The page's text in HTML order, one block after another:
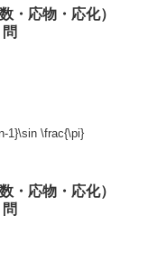
・応物・応化）
1}\sin \frac{\pi}
・応物・応化）